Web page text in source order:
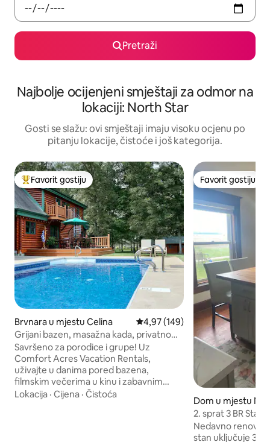
Pretraži
Najbolje ocijenjeni smještaji za odmor na
lokaciji: North Star
Gosti se slažu: ovi smještaji imaju visoku ocjenu po
pitanju lokacije, čistoće i još kategorija.
Glavni favorit gostiju
Favorit gostiju
Brvnara u mjestu Celina Prosječna ocjena: 4,97 od 5,
4,97 (149)
Grijani bazen, masažna kada, privatno
pozorište i biciklistička staza
Savršeno za porodice i grupe! Uz
Comfort Acres Vacation Rentals,
uživajte u danima pored bazena,
filmskim večerima u kinu i zabavnim
večerima oko ognjišta ili u masažnoj kadi
Lokacija · Cijena · Čistoća
Favorit gostiju
Favorit gostiju
Dom u mjestu
2. sprat 3 BR Stan
Nedavno
stan uključuje 3